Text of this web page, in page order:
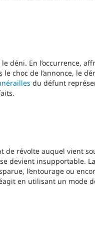
déni. En l’occurrence,
choc de l’annonce, le
du défunt
révolte auquel vient
devient insupportable.
l’entourage ou
en utilisant un mode